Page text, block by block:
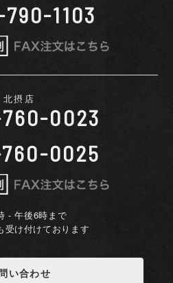
1103
北摂店
0023
0025
- 午後6時まで
受け付けております
い合わせ